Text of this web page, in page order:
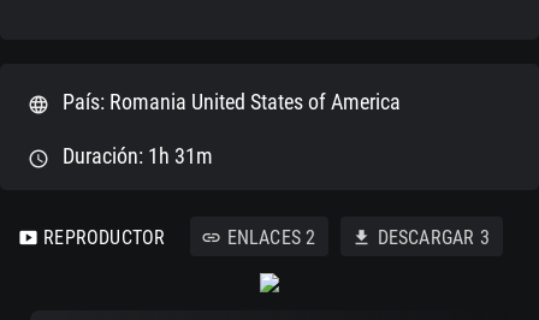
language País: Romania United States of America
schedule Duración: 1h 31m
smart_display REPRODUCTOR link ENLACES 2 download DESCARGAR 3